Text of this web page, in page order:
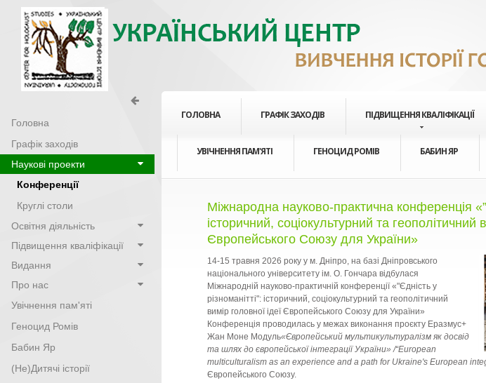
ГОЛОВНА ГРАФІК ЗАХОДІВ ПІДВИЩЕННЯ КВАЛІФІКАЦІЇ
УВІЧНЕННЯ ПАМ'ЯТІ ГЕНОЦИД РОМІВ БАБИН ЯР
Головна
Графік заходів
Наукові проекти
Конференції
Круглі столи
Освітня діяльність
Підвищення кваліфікації
Видання
Про нас
Увічнення пам'яті
Геноцид Ромів
Бабин Яр
(Не)Дитячі історії
Міжнародна науково-практична конференція
історичний, соціокультурний та геополітичний
Європейського Союзу для України»
14-15 травня 2026 року у м. Дніпро, на базі Дніпровського
національного університету ім. О. Гончара відбулася
Міжнародній науково-практичній конференції «"Єдність у
різноманітті": історичний, соціокультурний та геополітичний
вимір головної ідеї Європейського Союзу для України»
Конференція проводилась у межах виконання проєкту Еразмус+
Жан Моне Модуль«Європейський мультикультуралізм як досвід
та шлях до європейської інтеграції України» /“European
multiculturalism as an experience and a path for Ukraine's European
Європейського Союзу.